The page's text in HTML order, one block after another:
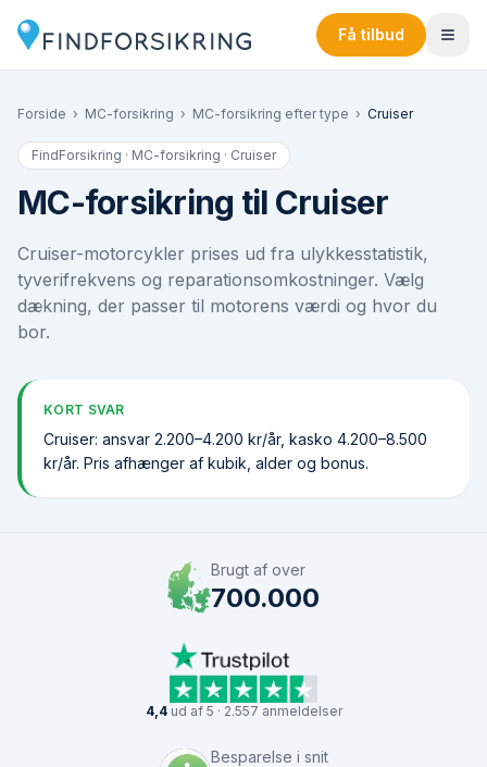
Få tilbud
Forside › MC-forsikring › MC-forsikring efter type › Cruiser
FindForsikring · MC-forsikring · Cruiser
MC-forsikring til Cruiser
Cruiser-motorcykler prises ud fra ulykkesstatistik,
tyveri­frekvens og reparations­omkostninger. Vælg
dækning, der passer til motorens værdi og hvor du
bor.
KORT SVAR
Cruiser: ansvar 2.200–4.200 kr/år, kasko 4.200–8.500
kr/år. Pris afhænger af kubik, alder og bonus.
Brugt af over
700.000
4,4ud af 5 · 2.557 anmeldelser
Besparelse i snit